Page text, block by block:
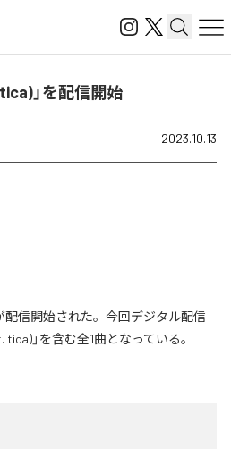
」を配信開始
2023.10.13
配信開始された。今回デジタル配信
tica)」を含む全1曲となっている。